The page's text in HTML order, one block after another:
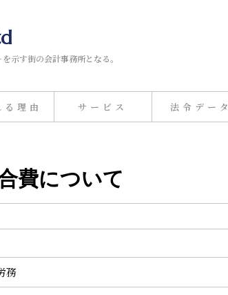
示す街の会計事務所となる。
理由 サービス 法令データ
費について
務